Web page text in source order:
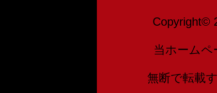
Copyright©
当ホーム
無断で転載